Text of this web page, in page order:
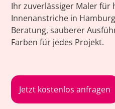
Ihr zuverlässiger Maler für
Innenanstriche in
Beratung, sauberer
Farben für jedes Projekt.
Jetzt kostenlos anfragen